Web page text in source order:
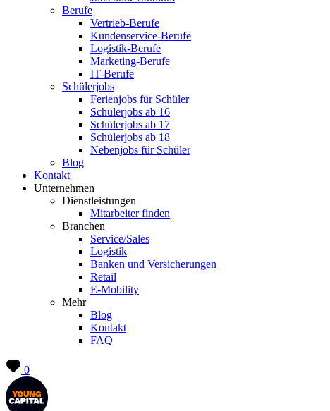
Berufe
Vertrieb-Berufe
Kundenservice-Berufe
Logistik-Berufe
Marketing-Berufe
IT-Berufe
Schülerjobs
Ferienjobs für Schüler
Schülerjobs ab 16
Schülerjobs ab 17
Schülerjobs ab 18
Nebenjobs für Schüler
Blog
Kontakt
Unternehmen
Dienstleistungen
Mitarbeiter finden
Branchen
Service/Sales
Logistik
Banken und Versicherungen
Retail
E-Mobility
Mehr
Blog
Kontakt
FAQ
0